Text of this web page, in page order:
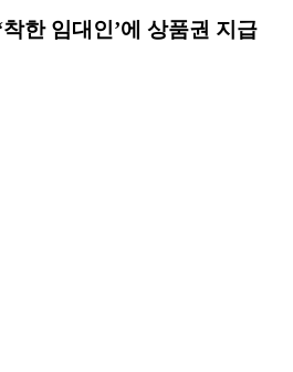
한 임대인’에 상품권 지급